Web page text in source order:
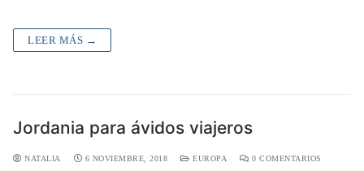
LEER MÁS →
Jordania para ávidos viajeros
NATALIA 6 NOVIEMBRE, 2018 EUROPA 0 COMENTARIOS